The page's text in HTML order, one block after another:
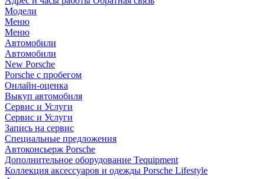
Модели
Меню
Меню
Автомобили
Автомобили
New Porsche
Porsche с пробегом
Онлайн-оценка
Выкуп автомобиля
Сервис и Услуги
Сервис и Услуги
Запись на сервис
Специальные предложения
Автоконсьерж Porsche
Дополнительное оборудование Tequipment
Коллекция аксессуаров и одежды Porsche Lifestyle